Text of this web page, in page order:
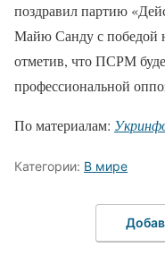
поздравил партию
Майю Санду с победой
отметив, что ПСРМ
профессиональной
По материалам:
Категории: В мире